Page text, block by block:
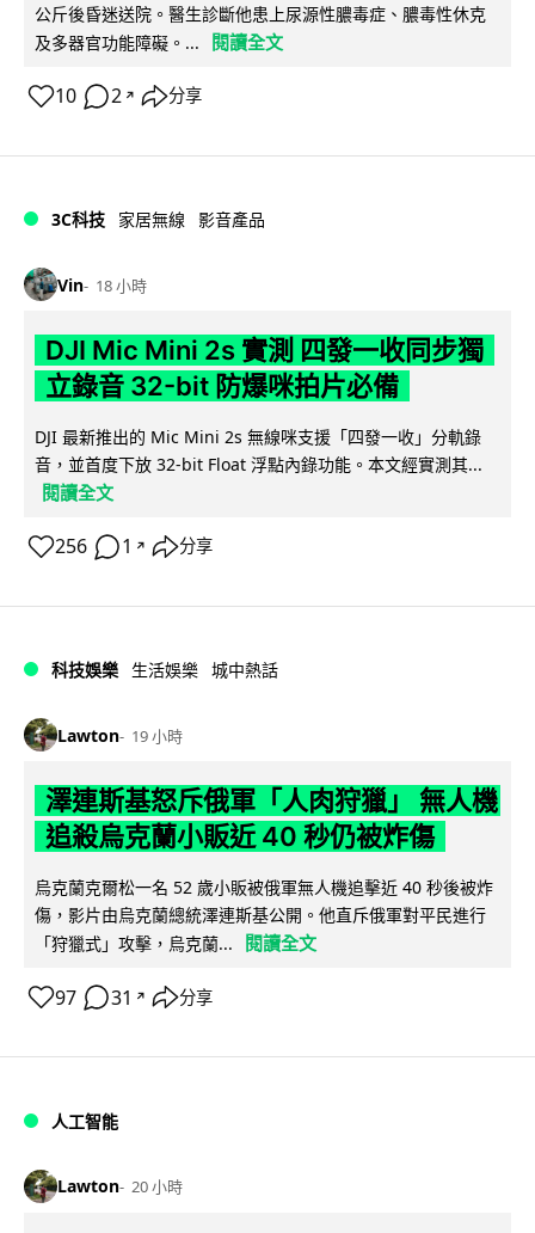
公斤後昏迷送院。醫生診斷他患上尿源性膿毒症、膿毒性休克
及多器官功能障礙。...
閱讀全文
10 2 ↗ 分享
3C科技 家居無線 影音產品
Vin 18 小時
DJI Mic Mini 2s 實測 四發一收同步獨
立錄音 32-bit 防爆咪拍片必備
DJI 最新推出的 Mic Mini 2s 無線咪支援「四發一收」分軌錄
音，並首度下放 32-bit Float 浮點內錄功能。本文經實測其...
閱讀全文
256 1 ↗ 分享
科技娛樂 生活娛樂 城中熱話
Lawton 19 小時
澤連斯基怒斥俄軍「人肉狩獵」 無人機
追殺烏克蘭小販近 40 秒仍被炸傷
烏克蘭克爾松一名 52 歲小販被俄軍無人機追擊近 40 秒後被炸
傷，影片由烏克蘭總統澤連斯基公開。他直斥俄軍對平民進行
「狩獵式」攻擊，烏克蘭...
閱讀全文
97 31 ↗ 分享
人工智能
Lawton 20 小時